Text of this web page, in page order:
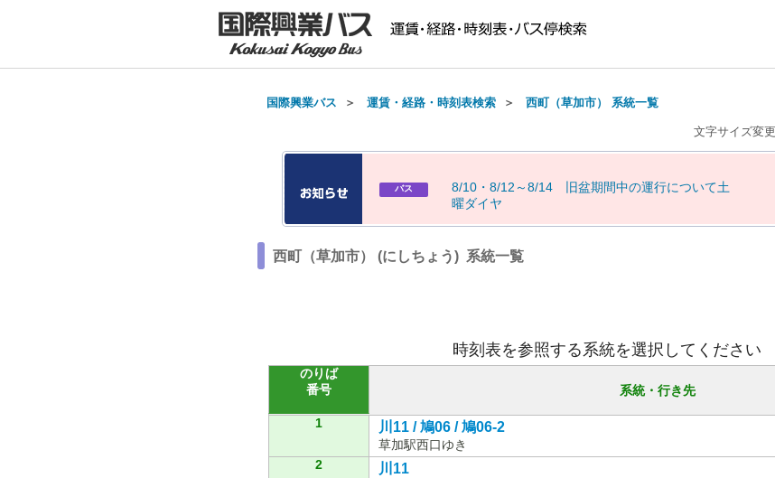
国際興業バス ＞ 運賃・経路・時刻表検索 ＞ 西町（草加市） 系統一覧
文字サイズ変更
バス 8/10 ・ 8/1 2 ～8/14 旧盆期間中の運行について土
曜ダイヤ
西町（草加市） (にしちょう) 系統一覧
時刻表を参照する系統を選択してください
のりば
番号
系統・行き先
1 川11 / 鳩06 / 鳩06-2
草加駅西口ゆき
2
川11